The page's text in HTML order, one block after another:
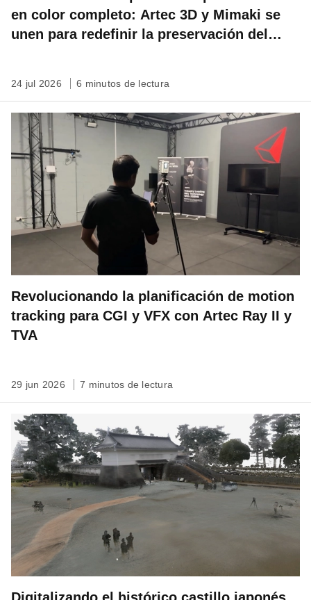
en color completo: Artec 3D y Mimaki se
unen para redefinir la preservación del
24 jul 2026 6 minutos de lectura
Revolucionando la planificación de motion
tracking para CGI y VFX con Artec Ray II y
TVA
29 jun 2026 7 minutos de lectura